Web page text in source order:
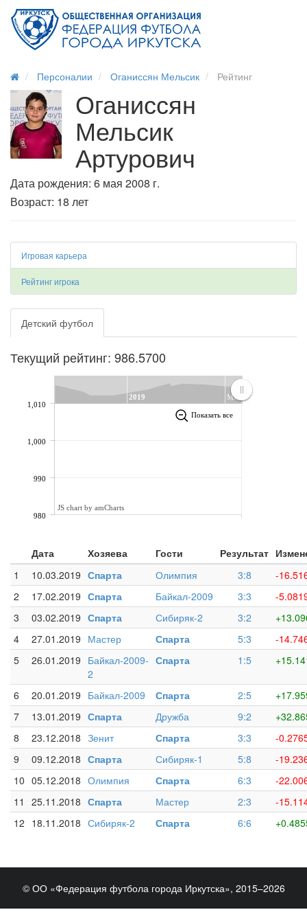
Персоналии Оганиссян Мельсик Рейтинг
Оганиссян
Мельсик
Артурович
Дата рождения: 6 мая 2008 г.
Возраст: 18 лет
Игровая карьера
Рейтинг игрока
Детский футбол
Текущий рейтинг: 986.5700
2019 Март
980
990
1,000
1,010
Показать все
JS chart by amCharts
Дата Хозяева Гости Результат
1
10.03.2019 Спарта Олимпия 3:8
-
2
17.02.2019 Спарта Байкал-2009 3:3
-
3
03.02.2019 Спарта Сибиряк-2 3:2
4
27.01.2019 Мастер Спарта 5:3
-
5
26.01.2019 Байкал-2009-
2
Спарта 1:5
6 20.01.2019 Байкал-2009 Спарта 2:5
7
13.01.2019 Спарта Дружба 9:2
8
23.12.2018 Зенит Спарта 3:3
-
9
09.12.2018 Спарта Сибиряк-1 5:8
-
10 05.12.2018 Олимпия Спарта 6:3
-
11
25.11.2018 Спарта Мастер 2:3
-
12 18.11.2018 Сибиряк-2 Спарта 6:6
© ОО «Федерация футбола города Иркутска», 2015–2026